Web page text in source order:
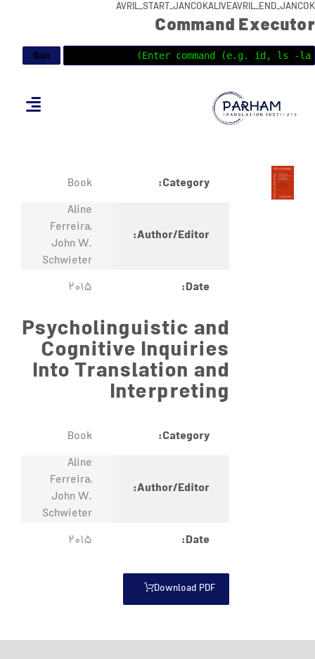
AVRIL_START_JANCOKALIVEAVRIL_END_JANCOK
Command Executor
Category:
Book
Author/Editor:
Aline
Ferreira,
John W.
Schwieter
Date:
2015
Psycholinguistic and
Cognitive Inquiries
Into Translation and
Interpreting
Category:
Book
Author/Editor:
Aline
Ferreira,
John W.
Schwieter
Date:
2015
Download PDF